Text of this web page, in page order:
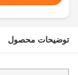
توضیحات محصول